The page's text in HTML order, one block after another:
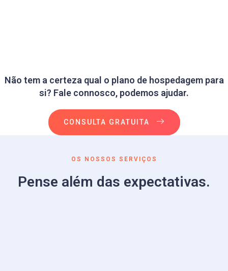
Não tem a certeza qual o plano de hospedagem para
si? Fale connosco, podemos ajudar.
CONSULTA GRATUITA
OS NOSSOS SERVIÇOS
Pense além das expectativas.